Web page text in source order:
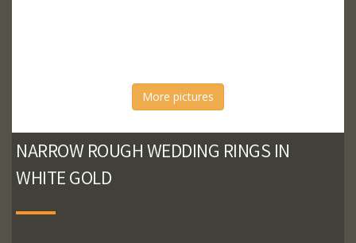
More pictures
NARROW ROUGH WEDDING RINGS IN
WHITE GOLD